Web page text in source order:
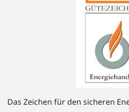
Das Zeichen für den sicheren